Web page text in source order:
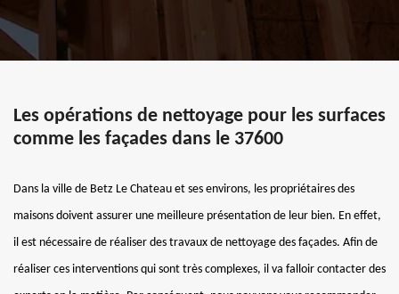
Les opérations de nettoyage pour les surfaces
comme les façades dans le 37600
Dans la ville de Betz Le Chateau et ses environs, les propriétaires des
maisons doivent assurer une meilleure présentation de leur bien. En effet,
il est nécessaire de réaliser des travaux de nettoyage des façades. Afin de
réaliser ces interventions qui sont très complexes, il va falloir contacter des